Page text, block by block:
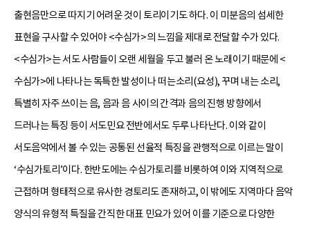
출현음만으로 따지기 어려운 것이 토리이기도 하다. 이 미분음의 섬세한
표현을 구사할 수 있어야 <수심가>의 느낌을 제대로 전달할 수가 있다.
<수심가>는 서도 사람들이 오랜 세월을 두고 불러 온 노래이기 때문에 <
수심가>에 나타나는 독특한 발성이나 떠는소리(요성), 꾸며 내는 소리,
특별히 자주 쓰이는 음, 음과 음 사이의 간격과 음의 진행 방향에서
드러나는 특징 등이 서도민요 전반에서도 두루 나타난다. 이와 같이
서도음악에서 볼 수 있는 공통된 선율적 특징을 관행적으로 이르는 말이
‘수심가토리’이다. 한반도에는 수심가토리를 비롯하여 이와 지역적으로
근접하며 형태적으로 유사한 경토리도 존재하고, 이 밖에도 지역마다 음악
양식의 유형적 특질을 간직한 대표 민요가 있어 이를 기준으로 다양한